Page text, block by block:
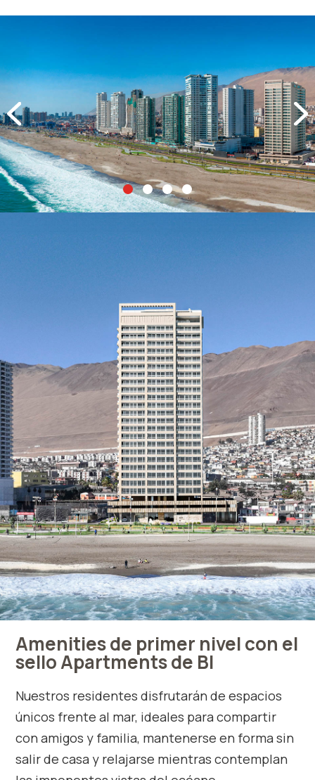
Amenities de primer nivel con el
sello Apartments de BI
Nuestros residentes disfrutarán de espacios
únicos frente al mar, ideales para compartir
con amigos y familia, mantenerse en forma sin
salir de casa y relajarse mientras contemplan